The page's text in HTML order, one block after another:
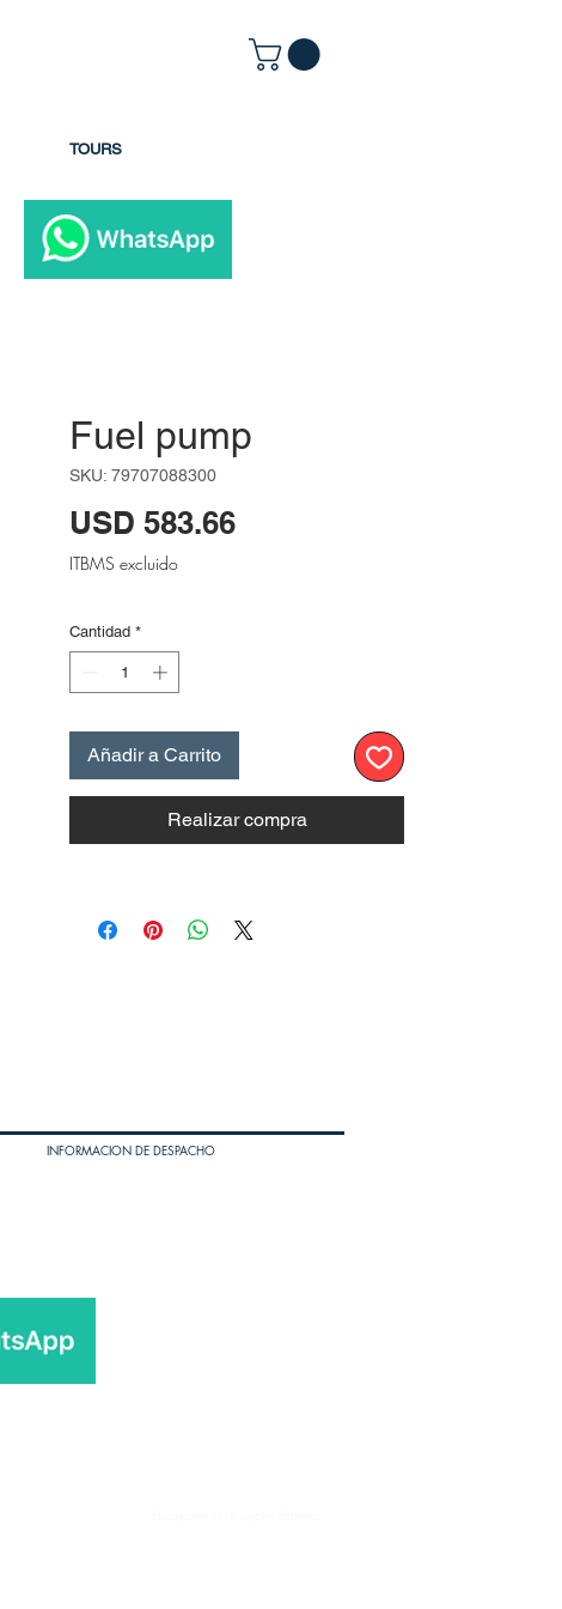
TOURS
Fuel pump
SKU: 79707088300
USD 583.66Precio
ITBMS excluido
Cantidad *
Añadir a Carrito
Realizar compra
INFORMACION DE DESPACHO